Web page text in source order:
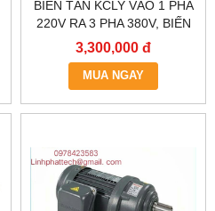
BIẾN TẦN KCLY VÀO 1 PHA
220V RA 3 PHA 380V, BIẾN
TẦN KCLY KOC600-
1R5GT3-B
3,300,000 đ
MUA NGAY